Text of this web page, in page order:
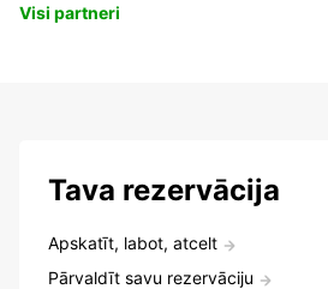
Visi partneri
Tava rezervācija
Apskatīt, labot, atcelt
Pārvaldīt savu rezervāciju